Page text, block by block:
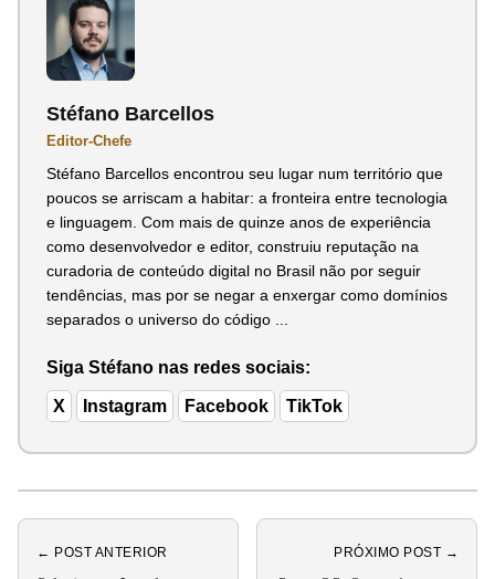
Stéfano Barcellos
Editor-Chefe
Stéfano Barcellos encontrou seu lugar num território que
poucos se arriscam a habitar: a fronteira entre tecnologia
e linguagem. Com mais de quinze anos de experiência
como desenvolvedor e editor, construiu reputação na
curadoria de conteúdo digital no Brasil não por seguir
tendências, mas por se negar a enxergar como domínios
separados o universo do código ...
Siga Stéfano nas redes sociais:
X Instagram Facebook TikTok
← POST ANTERIOR PRÓXIMO POST →